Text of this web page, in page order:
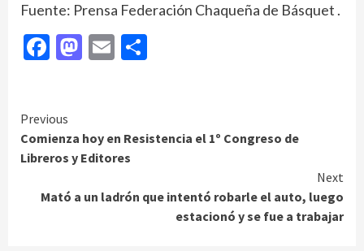
Fuente: Prensa Federación Chaqueña de Básquet .
Facebook
Mastodon
Email
Continue
Reading
Previous
Comienza hoy en Resistencia el 1º Congreso de
Libreros y Editores
Next
Mató a un ladrón que intentó robarle el auto, luego
estacionó y se fue a trabajar